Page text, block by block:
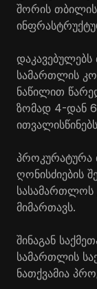
შორის
სამართლის
ნაწილით
ზომად 4-დან
პროკურატურა
ღონისძიების
სასამართლოს
მიმართავს.
შინაგან
სამართლის
ნათქვამია